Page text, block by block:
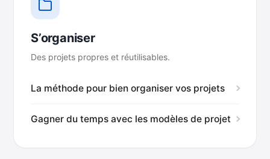
S’organiser
Des projets propres et réutilisables.
La méthode pour bien organiser vos projets
Gagner du temps avec les modèles de projet